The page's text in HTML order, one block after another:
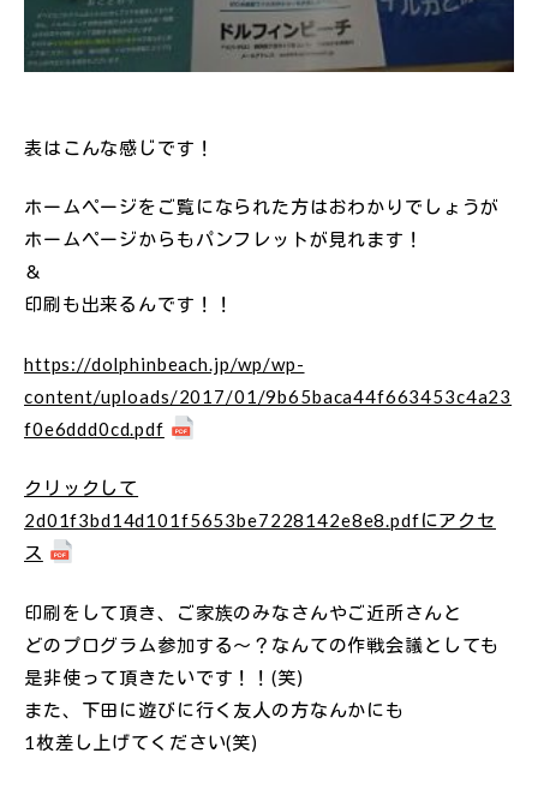
表はこんな感じです！
ホームページをご覧になられた方はおわかりでしょうが
ホームページからもパンフレットが見れます！
＆
印刷も出来るんです！！
https://dolphinbeach.jp/wp/wp-
content/uploads/2017/01/9b65baca44f663453c4a23
f0e6ddd0cd.pdf
クリックして
2d01f3bd14d101f5653be7228142e8e8.pdfにアクセ
ス
印刷をして頂き、ご家族のみなさんやご近所さんと
どのプログラム参加する～？なんての作戦会議としても
是非使って頂きたいです！！(笑)
また、下田に遊びに行く友人の方なんかにも
1枚差し上げてください(笑)